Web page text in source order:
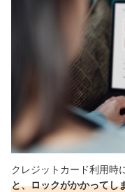
クレジットカード利用時
と、ロックがかかってし